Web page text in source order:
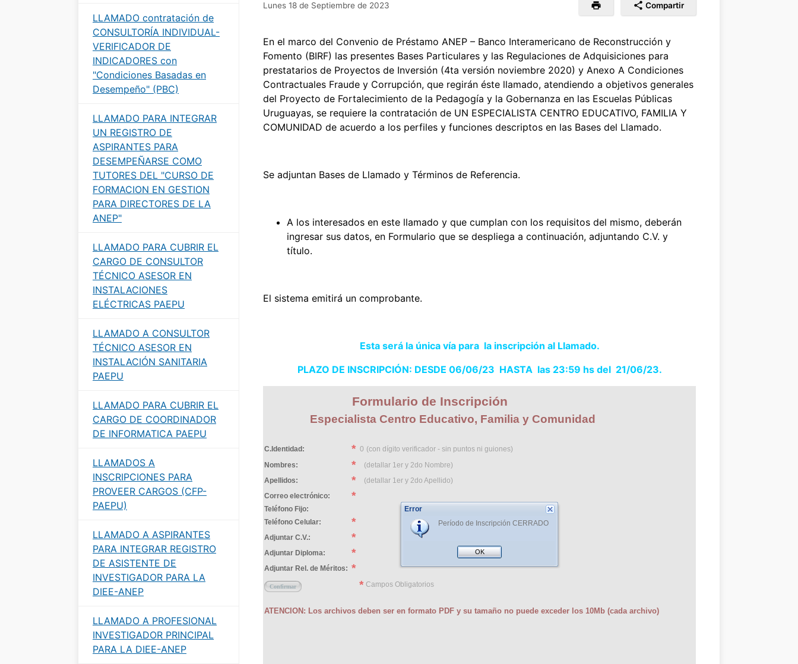
LLAMADO contratación de
CONSULTORÍA INDIVIDUAL-
VERIFICADOR DE
INDICADORES con
"Condiciones Basadas en
Desempeño" (PBC)
LLAMADO PARA INTEGRAR
UN REGISTRO DE
ASPIRANTES PARA
DESEMPEÑARSE COMO
TUTORES DEL "CURSO DE
FORMACION EN GESTION
PARA DIRECTORES DE LA
ANEP"
LLAMADO PARA CUBRIR EL
CARGO DE CONSULTOR
TÉCNICO ASESOR EN
INSTALACIONES
ELÉCTRICAS PAEPU
LLAMADO A CONSULTOR
TÉCNICO ASESOR EN
INSTALACIÓN SANITARIA
PAEPU
LLAMADO PARA CUBRIR EL
CARGO DE COORDINADOR
DE INFORMATICA PAEPU
LLAMADOS A
INSCRIPCIONES PARA
PROVEER CARGOS (CFP-
PAEPU)
LLAMADO A ASPIRANTES
PARA INTEGRAR REGISTRO
DE ASISTENTE DE
INVESTIGADOR PARA LA
DIEE-ANEP
LLAMADO A PROFESIONAL
INVESTIGADOR PRINCIPAL
PARA LA DIEE-ANEP
Lunes 18 de Septiembre de 2023 Compartir
En el marco del Convenio de Préstamo ANEP – Banco Interamericano de Reconstrucción y
Fomento (BIRF) las presentes Bases Particulares y las Regulaciones de Adquisiciones para
prestatarios de Proyectos de Inversión (4ta versión noviembre 2020) y Anexo A Condiciones
Contractuales Fraude y Corrupción, que regirán éste llamado, atendiendo a objetivos generales
del Proyecto de Fortalecimiento de la Pedagogía y la Gobernanza en las Escuelas Públicas
Uruguayas, se requiere la contratación de UN ESPECIALISTA CENTRO EDUCATIVO, FAMILIA Y
COMUNIDAD de acuerdo a los perfiles y funciones descriptos en las Bases del Llamado.
Se adjuntan Bases de Llamado y Términos de Referencia.
A los interesados en este llamado y que cumplan con los requisitos del mismo, deberán
ingresar sus datos, en Formulario que se despliega a continuación, adjuntando C.V. y
título.
El sistema emitirá un comprobante.
Esta será la única vía para la inscripción al Llamado.
PLAZO DE INSCRIPCIÓN: DESDE 06/06/23 HASTA las 23:59 hs del 21/06/23.